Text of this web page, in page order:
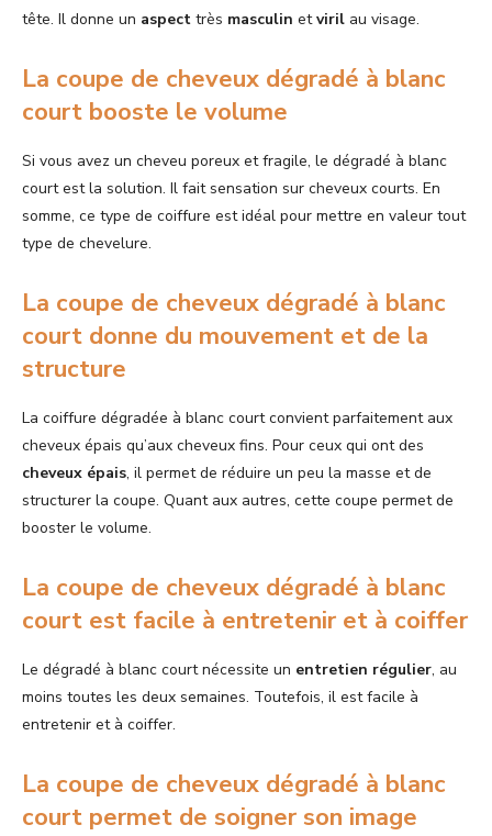
tête. Il donne un aspect très masculin etviril au visage.
La coupe de cheveux dégradé à blanc
court booste le volume
Si vous avez un cheveu poreux et fragile, le dégradé à blanc
court est la solution. Il fait sensation sur cheveux courts. En
somme, ce type de coiffure est idéal pour mettre en valeur tout
type de chevelure.
La coupe de cheveux dégradé à blanc
court donne du mouvement et de la
structure
La coiffure dégradée à blanc court convient parfaitement aux
cheveux épais qu’aux cheveux fins. Pour ceux qui ont des
cheveux épais, il permet de réduire un peu la masse et de
structurer la coupe. Quant aux autres, cette coupe permet de
booster le volume.
La coupe de cheveux dégradé à blanc
court est facile à entretenir et à coiffer
Le dégradé à blanc court nécessite un entretien régulier, au
moins toutes les deux semaines. Toutefois, il est facile à
entretenir et à coiffer.
La coupe de cheveux dégradé à blanc
court permet de soigner son image